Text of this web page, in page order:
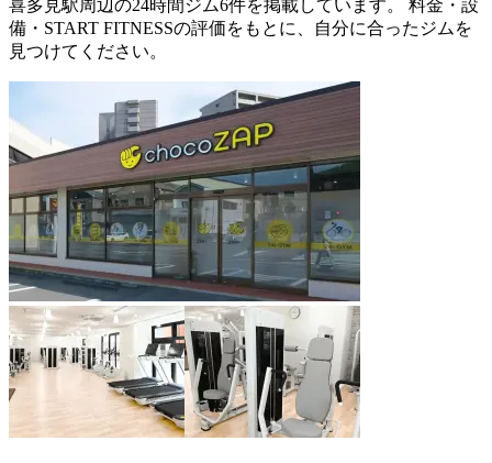
喜多見駅周辺の24時間ジム6件を掲載しています。 料金・設
備・START FITNESSの評価をもとに、自分に合ったジムを
見つけてください。